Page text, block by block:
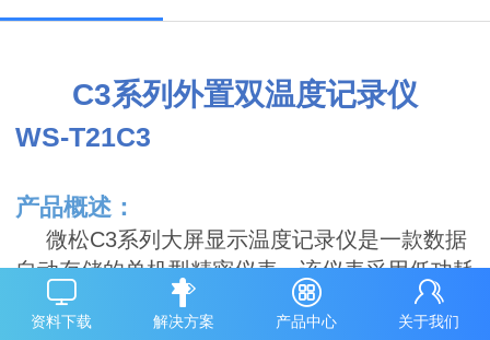
C3系列外置双温度记录仪
WS-T21C3
产品概述 ：
微松C3系列大屏显示温度记录仪是一款数据
自动存储的单机型精密仪表。该仪表采用低功耗
设计，待机时间长；传感器型号多，检测范围
广；可外接声光报警器，实现高分贝声光报警。
资料下载 解决方案 产品中心 关于我们